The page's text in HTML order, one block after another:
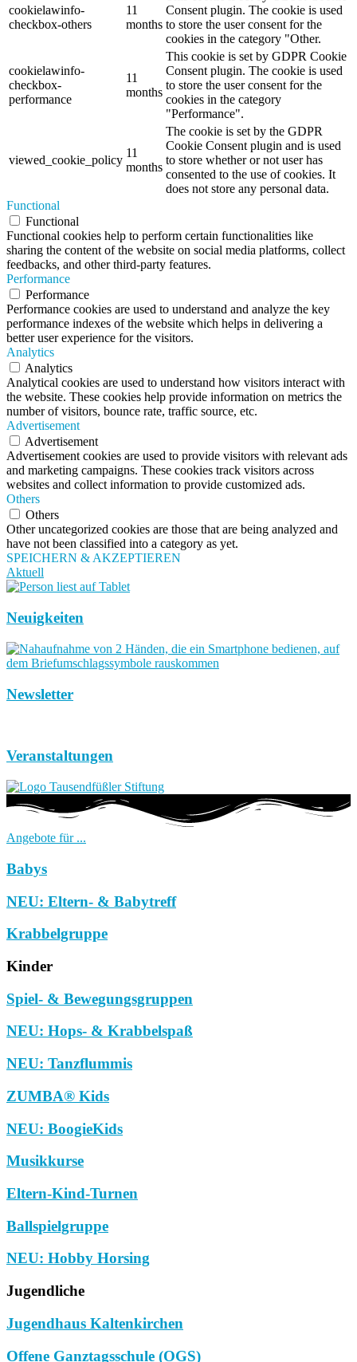
cookielawinfo-
checkbox-others
11
months
Consent plugin. The cookie is used
to store the user consent for the
cookies in the category "Other.
cookielawinfo-
checkbox-
performance
11
months
This cookie is set by GDPR Cookie
Consent plugin. The cookie is used
to store the user consent for the
cookies in the category
"Performance".
viewed_cookie_policy
11
months
The cookie is set by the GDPR
Cookie Consent plugin and is used
to store whether or not user has
consented to the use of cookies. It
does not store any personal data.
Functional
Functional
Functional cookies help to perform certain functionalities like
sharing the content of the website on social media platforms, collect
feedbacks, and other third-party features.
Performance
Performance
Performance cookies are used to understand and analyze the key
performance indexes of the website which helps in delivering a
better user experience for the visitors.
Analytics
Analytics
Analytical cookies are used to understand how visitors interact with
the website. These cookies help provide information on metrics the
number of visitors, bounce rate, traffic source, etc.
Advertisement
Advertisement
Advertisement cookies are used to provide visitors with relevant ads
and marketing campaigns. These cookies track visitors across
websites and collect information to provide customized ads.
Others
Others
Other uncategorized cookies are those that are being analyzed and
have not been classified into a category as yet.
SPEICHERN & AKZEPTIEREN
Aktuell
Neuigkeiten
Newsletter
Veranstaltungen
Angebote für ...
Babys
NEU: Eltern- & Babytreff
Krabbelgruppe
Kinder
Spiel- & Bewegungsgruppen
NEU: Hops- & Krabbelspaß
NEU: Tanzflummis
ZUMBA® Kids
NEU: BoogieKids
Musikkurse
Eltern-Kind-Turnen
Ballspielgruppe
NEU: Hobby Horsing
Jugendliche
Jugendhaus Kaltenkirchen
Offene Ganztagsschule (OGS)